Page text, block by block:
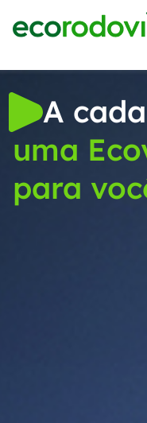
A
uma
para